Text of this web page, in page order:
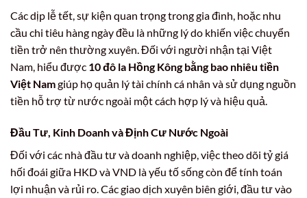
Các dịp lễ tết, sự kiện quan trọng trong gia đình, hoặc nhu
cầu chi tiêu hàng ngày đều là những lý do khiến việc chuyển
tiền trở nên thường xuyên. Đối với người nhận tại Việt
Nam, hiểu được 10 đô la Hồng Kông bằng bao nhiêu tiền
Việt Namgiúp họ quản lý tài chính cá nhân và sử dụng nguồn
tiền hỗ trợ từ nước ngoài một cách hợp lý và hiệu quả.
Đầu Tư, Kinh Doanh và Định Cư Nước Ngoài
Đối với các nhà đầu tư và doanh nghiệp, việc theo dõi tỷ giá
hối đoái giữa HKD và VND là yếu tố sống còn để tính toán
lợi nhuận và rủi ro. Các giao dịch xuyên biên giới, đầu tư vào